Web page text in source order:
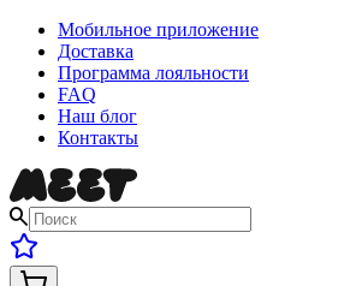
Мобильное приложение
Доставка
Программа лояльности
FAQ
Наш блог
Контакты